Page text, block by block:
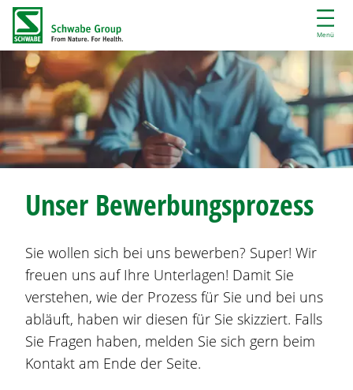
r
t
z
u
m
Menü
Unser Bewerbungsprozess
Sie wollen sich bei uns bewerben? Super! Wir
freuen uns auf Ihre Unterlagen! Damit Sie
verstehen, wie der Prozess für Sie und bei uns
abläuft, haben wir diesen für Sie skizziert. Falls
Sie Fragen haben, melden Sie sich gern beim
Kontakt am Ende der Seite.